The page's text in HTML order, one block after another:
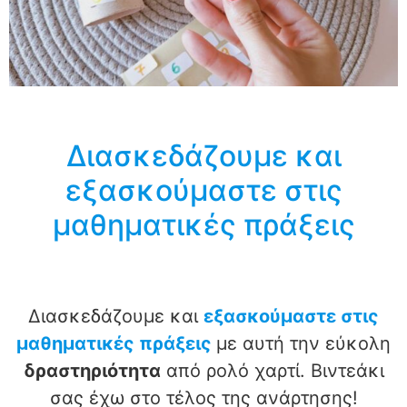
Διασκεδάζουμε και
εξασκούμαστε στις
μαθηματικές πράξεις
Διασκεδάζουμε και εξασκούμαστε στις
μαθηματικές πράξεις με αυτή την εύκολη
δραστηριότητα από ρολό χαρτί. Βιντεάκι
σας έχω στο τέλος της ανάρτησης!